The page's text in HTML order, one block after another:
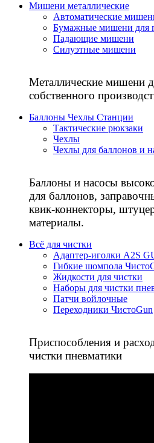
Мишени металлические
Автоматические
Бумажные мишени для
Падающие мишени
Силуэтные мишени
Металлические мишени
собственного
Баллоны Чехлы Станции
Тактические рюкзаки
Чехлы
Чехлы для баллонов и
Баллоны и насосы
для баллонов,
квик-коннекторы,
материалы.
Всё для чистки
Адаптер-иголки A2S
Гибкие шомпола
Жидкости для чистки
Наборы для чистки
Патчи войлочные
Переходники ЧистоGun
Приспособления и
чистки пневматики